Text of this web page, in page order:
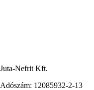
Juta-Nefrit Kft.
Adószám: 12085932-2-13